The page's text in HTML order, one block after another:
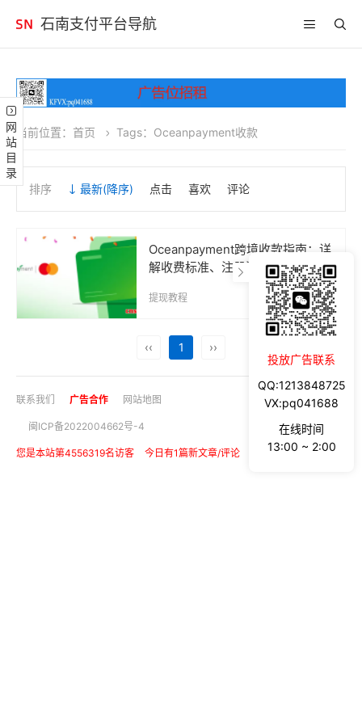
石南支付平台导航
网站目录 当前位置： 首页 Tags：Oceanpayment收款
排序 最新(降序) 点击 喜欢 评论
Oceanpayment跨境收款指南：详
解收费标准、注册流程、银行卡绑
定、收款与提现步骤全攻略
提现教程 2025-08-14
‹‹ 1 ››
联系我们 广告合作 网站地图
闽ICP备2022004662号-4
您是本站第4556319名访客 今日有1篇新文章/评论
投放广告联系
QQ:1213848725
VX:pq041688
在线时间
13:00 ~ 2:00